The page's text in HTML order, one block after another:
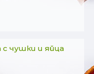
чушки и яйца